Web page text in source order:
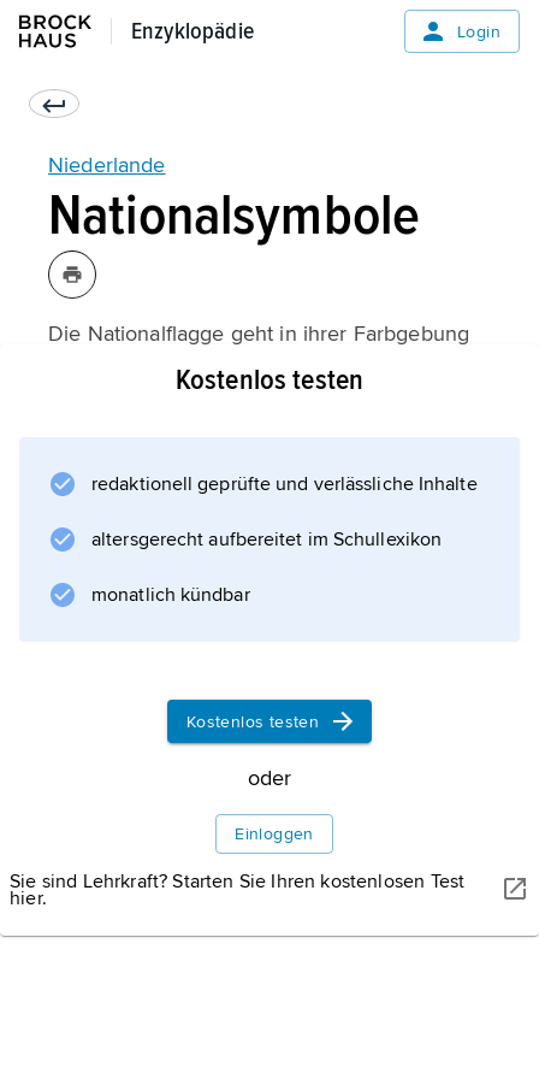
Enzyklopädie
Enzyklopädie Login
Niederlande
Nationalsymbole
Die Nationalflagge geht in ihrer Farbgebung
auf das Jahr 1572 zurück. Aus dem Weiß-Blau
entstand die »Prinsevlag« (Prinzenflagge) als
Streifenflagge mit waagerechten Streifen.
offiziell fest (orange-weiß-blau), 1630 wurde
Informationen zum Artikel
Kostenlos testen
redaktionell geprüfte und verlässliche Inhalte
altersgerecht aufbereitet im Schullexikon
monatlich kündbar
Kostenlos testen
oder
Einloggen
Sie sind Lehrkraft? Starten Sie Ihren kostenlosen Test
hier.